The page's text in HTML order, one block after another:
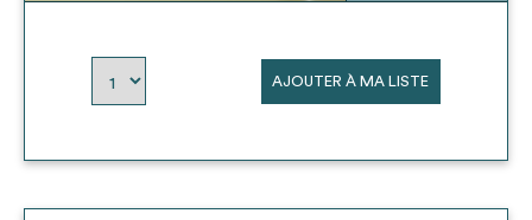
AJOUTER À MA LISTE